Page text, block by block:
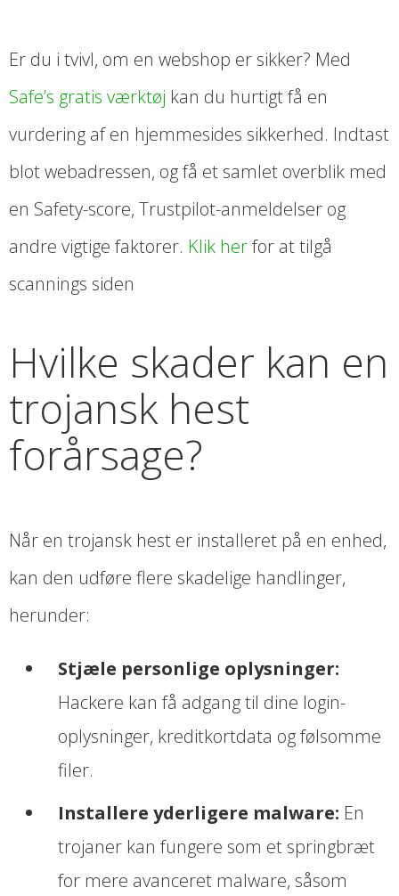
Er du i tvivl, om en webshop er sikker? Med
Safe’s gratis værktøj kan du hurtigt få en
vurdering af en hjemmesides sikkerhed. Indtast
blot webadressen, og få et samlet overblik med
en Safety-score, Trustpilot-anmeldelser og
andre vigtige faktorer. Klik herfor at tilgå
scannings siden
Hvilke skader kan en
trojansk hest
forårsage?
Når en trojansk hest er installeret på en enhed,
kan den udføre flere skadelige handlinger,
herunder:
Stjæle personlige oplysninger:
Hackere kan få adgang til dine login-
oplysninger, kreditkortdata og følsomme
filer.
Installere yderligere malware: En
trojaner kan fungere som et springbræt
for mere avanceret malware, såsom